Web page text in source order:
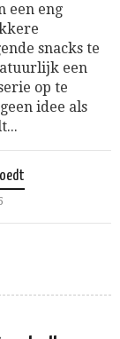
een eng
snacks te
een
op te
idee als